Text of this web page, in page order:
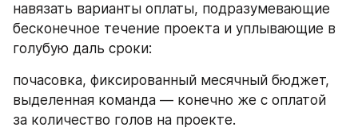
навязать варианты оплаты, подразумевающие
бесконечное течение проекта и уплывающие в
голубую даль сроки:
почасовка, фиксированный месячный бюджет,
выделенная команда — конечно же с оплатой
за количество голов на проекте.